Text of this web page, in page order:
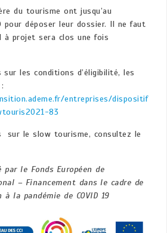
du tourisme ont jusqu’au
pour déposer leur dossier. Il ne faut
à projet sera clos une fois
sur les conditions d’éligibilité, les
entreprises/dispositif
83
sur le slow tourisme, consultez le
le Fonds Européen de
– Financement dans le cadre de
la pandémie de COVID 19